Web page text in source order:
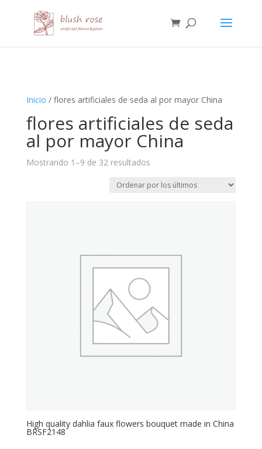
Inicio / flores artificiales de seda al por mayor China
flores artificiales de seda
al por mayor China
Mostrando 1–9 de 32 resultadosOrdenado
los
High quality dahlia faux flowers bouquet made in China
BRSF2148